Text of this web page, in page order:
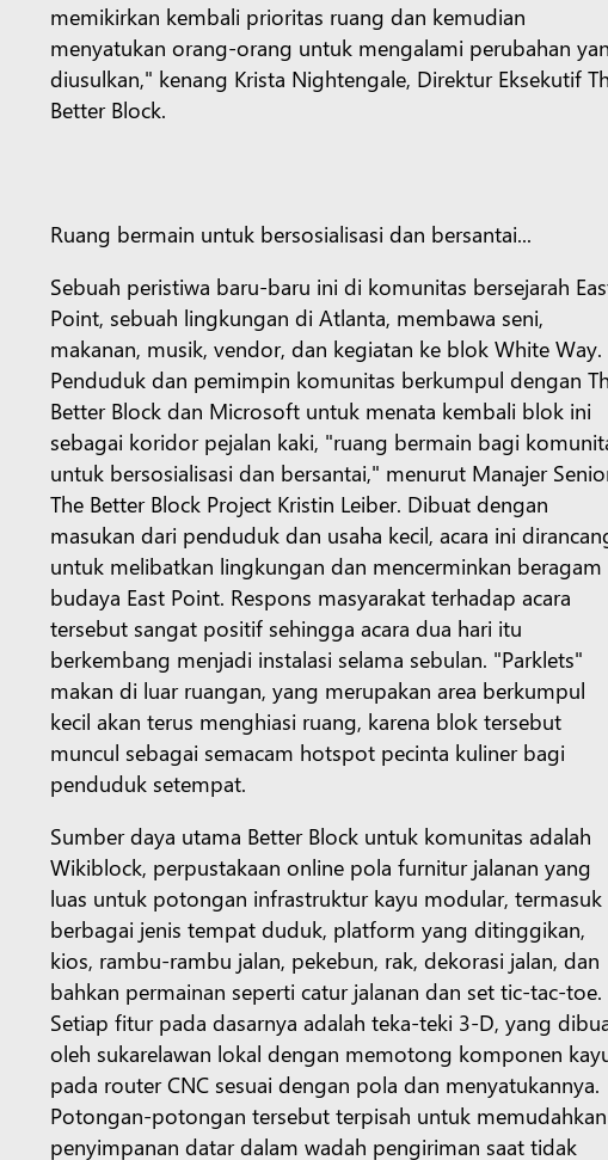
memikirkan kembali prioritas ruang dan kemudian
menyatukan orang-orang untuk mengalami perubahan
diusulkan," kenang Krista Nightengale, Direktur Eksekutif
Better Block.
Ruang bermain untuk bersosialisasi dan bersantai...
Sebuah peristiwa baru-baru ini di komunitas bersejarah
Point, sebuah lingkungan di Atlanta, membawa seni,
makanan, musik, vendor, dan kegiatan ke blok White Way.
Penduduk dan pemimpin komunitas berkumpul dengan
Better Block dan Microsoft untuk menata kembali blok ini
sebagai koridor pejalan kaki, "ruang bermain bagi
untuk bersosialisasi dan bersantai," menurut Manajer
The Better Block Project Kristin Leiber. Dibuat dengan
masukan dari penduduk dan usaha kecil, acara ini
untuk melibatkan lingkungan dan mencerminkan beragam
budaya East Point. Respons masyarakat terhadap acara
tersebut sangat positif sehingga acara dua hari itu
berkembang menjadi instalasi selama sebulan. "Parklets"
makan di luar ruangan, yang merupakan area berkumpul
kecil akan terus menghiasi ruang, karena blok tersebut
muncul sebagai semacam hotspot pecinta kuliner bagi
penduduk setempat.
Sumber daya utama Better Block untuk komunitas adalah
Wikiblock, perpustakaan online pola furnitur jalanan yang
luas untuk potongan infrastruktur kayu modular, termasuk
berbagai jenis tempat duduk, platform yang ditinggikan,
kios, rambu-rambu jalan, pekebun, rak, dekorasi jalan, dan
bahkan permainan seperti catur jalanan dan set tic-tac-toe.
Setiap fitur pada dasarnya adalah teka-teki 3-D, yang
oleh sukarelawan lokal dengan memotong komponen
pada router CNC sesuai dengan pola dan menyatukannya.
Potongan-potongan tersebut terpisah untuk memudahkan
penyimpanan datar dalam wadah pengiriman saat tidak